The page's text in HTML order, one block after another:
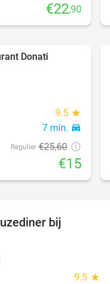
€22,90
Donati
9.5 star
7 min. directions_car
Regulier €25,60
€15
bij
9.5 star